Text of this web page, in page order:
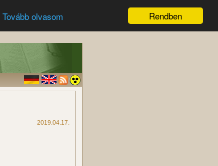
Rendben
Tovább olvasom
2019.04.17.